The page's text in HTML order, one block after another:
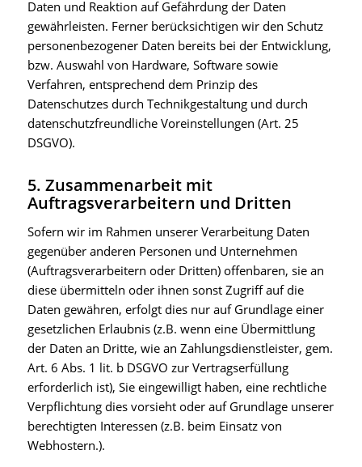
Daten und Reaktion auf Gefährdung der Daten
gewährleisten. Ferner berücksichtigen wir den Schutz
personenbezogener Daten bereits bei der Entwicklung,
bzw. Auswahl von Hardware, Software sowie
Verfahren, entsprechend dem Prinzip des
Datenschutzes durch Technikgestaltung und durch
datenschutzfreundliche Voreinstellungen (Art. 25
DSGVO).
5. Zusammenarbeit mit
Auftragsverarbeitern und Dritten
Sofern wir im Rahmen unserer Verarbeitung Daten
gegenüber anderen Personen und Unternehmen
(Auftragsverarbeitern oder Dritten) offenbaren, sie an
diese übermitteln oder ihnen sonst Zugriff auf die
Daten gewähren, erfolgt dies nur auf Grundlage einer
gesetzlichen Erlaubnis (z.B. wenn eine Übermittlung
der Daten an Dritte, wie an Zahlungsdienstleister, gem.
Art. 6 Abs. 1 lit. b DSGVO zur Vertragserfüllung
erforderlich ist), Sie eingewilligt haben, eine rechtliche
Verpflichtung dies vorsieht oder auf Grundlage unserer
berechtigten Interessen (z.B. beim Einsatz von
Webhostern.).